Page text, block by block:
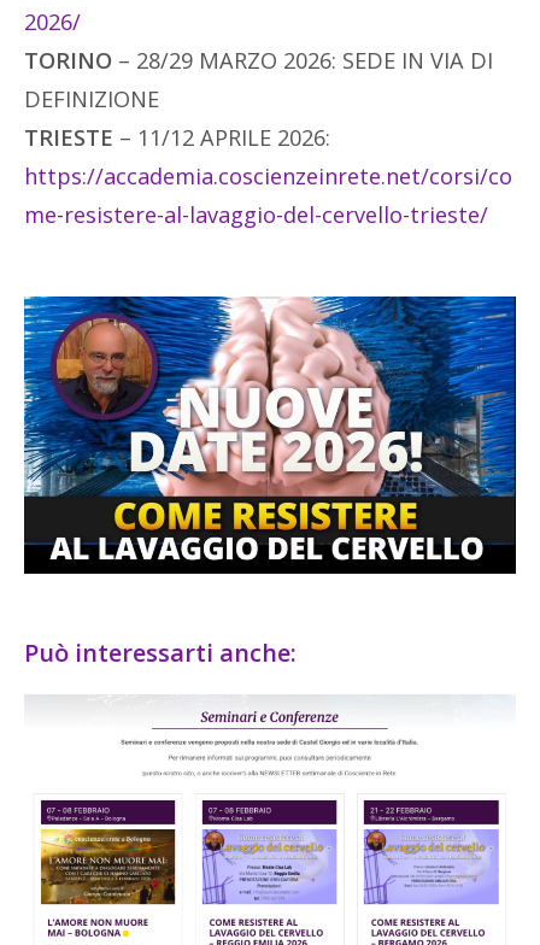
2026/
TORINO – 28/29 MARZO 2026: SEDE IN VIA DI
DEFINIZIONE
TRIESTE – 11/12 APRILE 2026:
https://accademia.coscienzeinrete.net/corsi/co
me-resistere-al-lavaggio-del-cervello-trieste/
Può interessarti anche: